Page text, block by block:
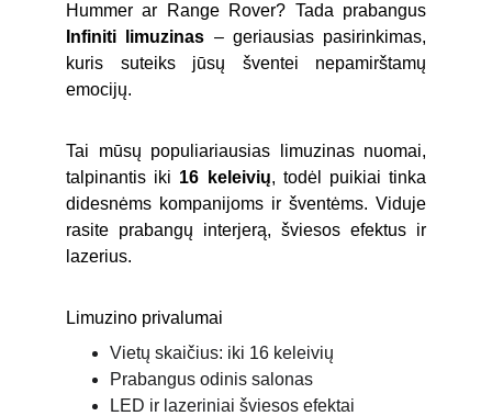
Hummer ar Range Rover? Tada prabangus
Infiniti limuzinas – geriausias pasirinkimas,
kuris suteiks jūsų šventei nepamirštamų
emocijų.
Tai mūsų populiariausias limuzinas nuomai,
talpinantis iki 16 keleivių, todėl puikiai tinka
didesnėms kompanijoms ir šventėms. Viduje
rasite prabangų interjerą, šviesos efektus ir
lazerius.
Limuzino privalumai
Vietų skaičius: iki 16 keleivių
Prabangus odinis salonas
LED ir lazeriniai šviesos efektai